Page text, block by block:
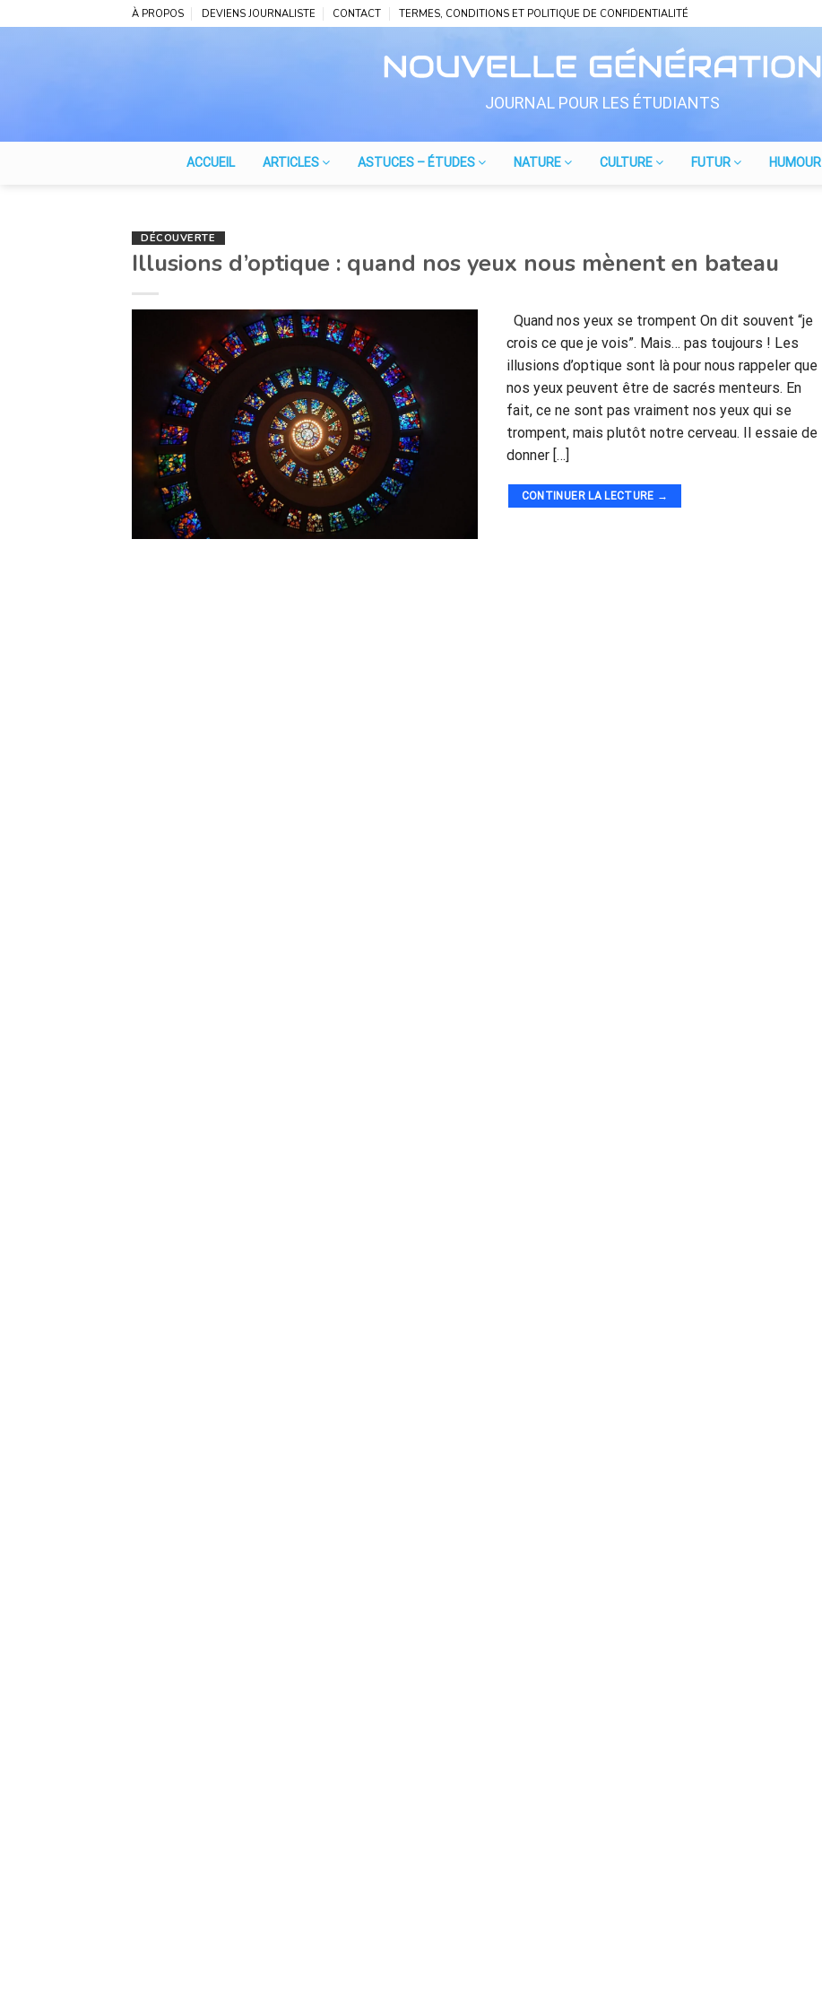
to
À PROPOS DEVIENS JOURNALISTE CONTACT TERMES, CONDITIONS ET POLITIQUE DE CONFIDENTIALITÉ
JOURNAL POUR LES ÉTUDIANTS
ACCUEIL ARTICLES ASTUCES – ÉTUDES NATURE CULTURE FUTUR HUMOUR
DÉCOUVERTE
Illusions d’optique : quand nos yeux nous mènent en bateau
Quand nos yeux se trompent On dit souvent “je
crois ce que je vois”. Mais… pas toujours ! Les
illusions d’optique sont là pour nous rappeler que
nos yeux peuvent être de sacrés menteurs. En
fait, ce ne sont pas vraiment nos yeux qui se
trompent, mais plutôt notre cerveau. Il essaie de
donner […]
CONTINUER LA LECTURE →